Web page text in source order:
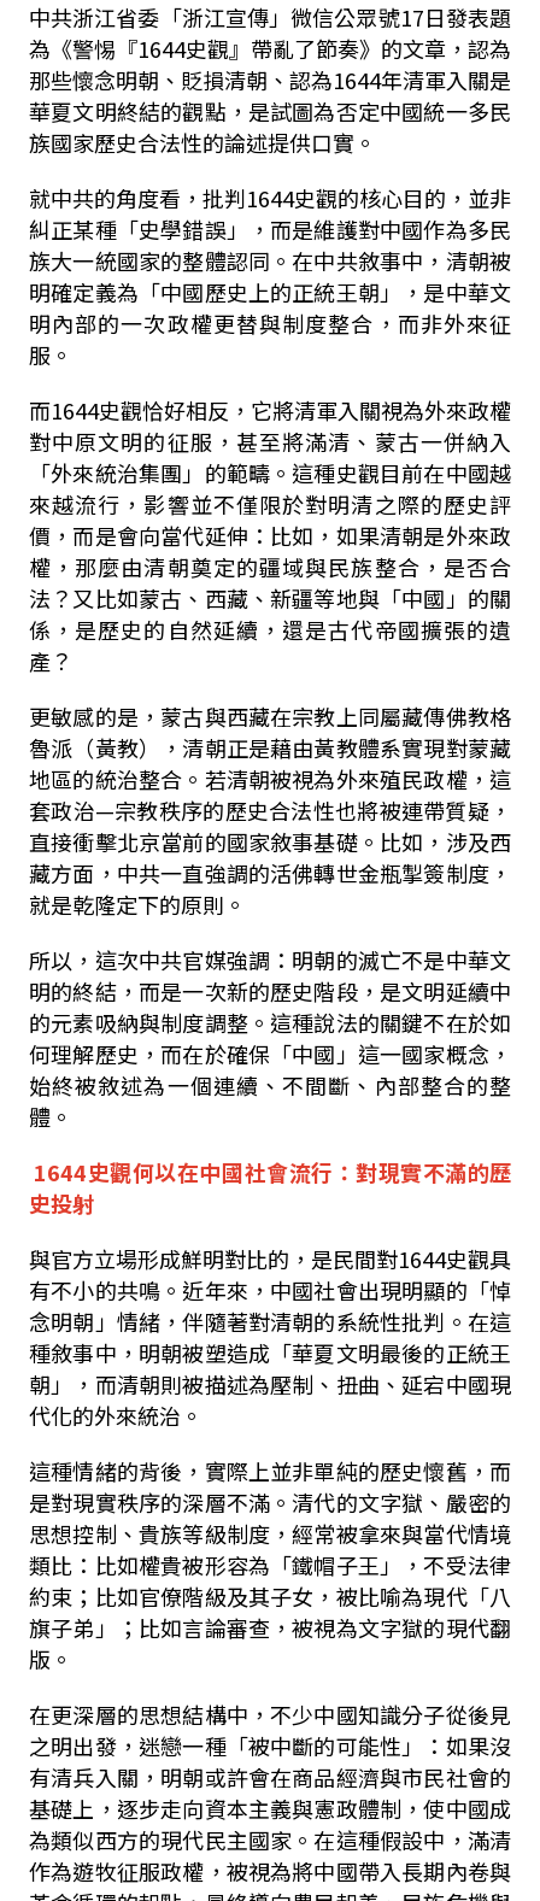
中共浙江省委「浙江宣傳」微信公眾號17日發表題
為 《警惕『1644史觀』帶亂了節奏》的文章，認為
那些懷念明朝、貶損清朝、認為1644年清軍入關是
華夏文明終結的觀點，是試圖為否定中國統一多民
族國家歷史合法性的論述提供口實。
就中共的角度看，批判1644史觀的核心目的，並非
糾正某種「史學錯誤」，而是維護對中國作為多民
族大一統國家的整體認同。在中共敘事中，清朝被
明確定義為「中國歷史上的正統王朝」，是中華文
明內部的一次政權更替與制度整合，而非外來征
服。
而1644史觀恰好相反，它將清軍入關視為外來政權
對中原文明的征服，甚至將滿清、蒙古一併納入
「外來統治集團」的範疇。這種史觀目前在中國越
來越流行，影響並不僅限於對明清之際的歷史評
價，而是會向當代延伸：比如，如果清朝是外來政
權，那麼由清朝奠定的疆域與民族整合，是否合
法 ？又比如蒙古、西藏、新疆等地與「中國」的關
係，是歷史的自然延續，還是古代帝國擴張的遺
產？
更敏感的是，蒙古與西藏在宗教上同屬藏傳佛教格
魯派（黃教），清朝正是藉由黃教體系實現對蒙藏
地區的統治整合。若清朝被視為外來殖民政權，這
套政治—宗教秩序的歷史合法性也將被連帶質疑，
直接衝擊北京當前的國家敘事基礎。比如，涉及西
藏方面，中共一直強調的活佛轉世金瓶掣簽制度，
就是乾隆定下的原則。
所以，這次中共官媒強調：明朝的滅亡不是中華文
明的終結，而是一次新的歷史階段，是文明延續中
的元素吸納與制度調整。這種說法的關鍵不在於如
何理解歷史，而在於確保「中國」這一國家概念，
始終被敘述為一個連續、不間斷、內部整合的整
體。
1644史觀何以在中國社會流行：對現實不滿的歷
史投射
與官方立場形成鮮明對比的，是民間對1644史觀具
有不小的共鳴。近年來，中國社會出現明顯的「悼
念明朝」情緒，伴隨著對清朝的系統性批判。在這
種敘事中，明朝被塑造成「華夏文明最後的正統王
朝」，而清朝則被描述為壓制、扭曲、延宕中國現
代化的外來統治。
這種情緒的背後，實際上並非單純的歷史懷舊，而
是對現實秩序的深層不滿。清代的文字獄、嚴密的
思想控制、貴族等級制度，經常被拿來與當代情境
類比：比如權貴被形容為「鐵帽子王」，不受法律
約束；比如官僚階級及其子女，被比喻為現代「八
旗子弟」；比如言論審查，被視為文字獄的現代翻
版。
在更深層的思想結構中，不少中國知識分子從後見
之明出發，迷戀一種「被中斷的可能性」：如果沒
有清兵入關，明朝或許會在商品經濟與市民社會的
基礎上，逐步走向資本主義與憲政體制，使中國成
為類似西方的現代民主國家。在這種假設中，滿清
作為遊牧征服政權，被視為將中國帶入長期內卷與